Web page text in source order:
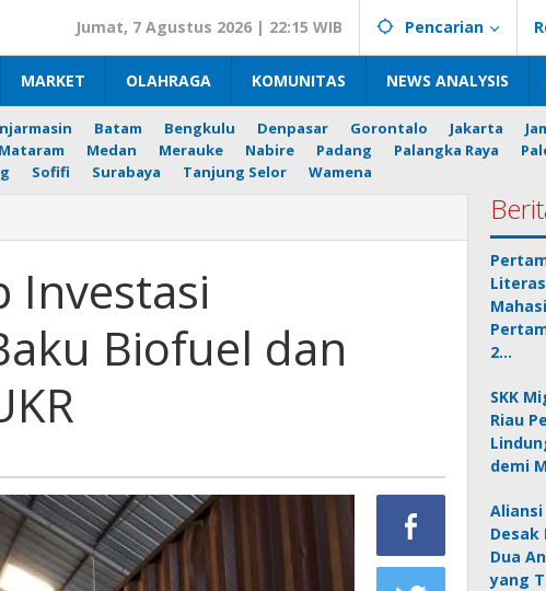
Jumat, 7 Agustus 2026 | 22:15 WIB Pencarian
MARKET OLAHRAGA KOMUNITAS NEWS ANALYSIS
Batam Bengkulu Denpasar Gorontalo Jakarta
Mataram Medan Merauke Nabire Padang Palangka Raya
Sofifi Surabaya Tanjung Selor Wamena
Investasi
Biofuel dan
2…
SKK
Riau
demi
Aliansi
Desak
Dua
yang